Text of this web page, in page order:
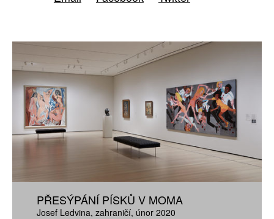
PŘESÝPÁNÍ PÍSKŮ V MOMA
Josef Ledvina zahraničí únor 2020